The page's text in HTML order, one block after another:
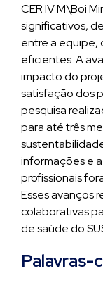
CER IV M\Boi
significativos,
entre a equipe,
eficientes. A
impacto do
satisfação dos
pesquisa
para até três
informações e
profissionais
Esses avanços
colaborativas
de saúde do
Palavras-